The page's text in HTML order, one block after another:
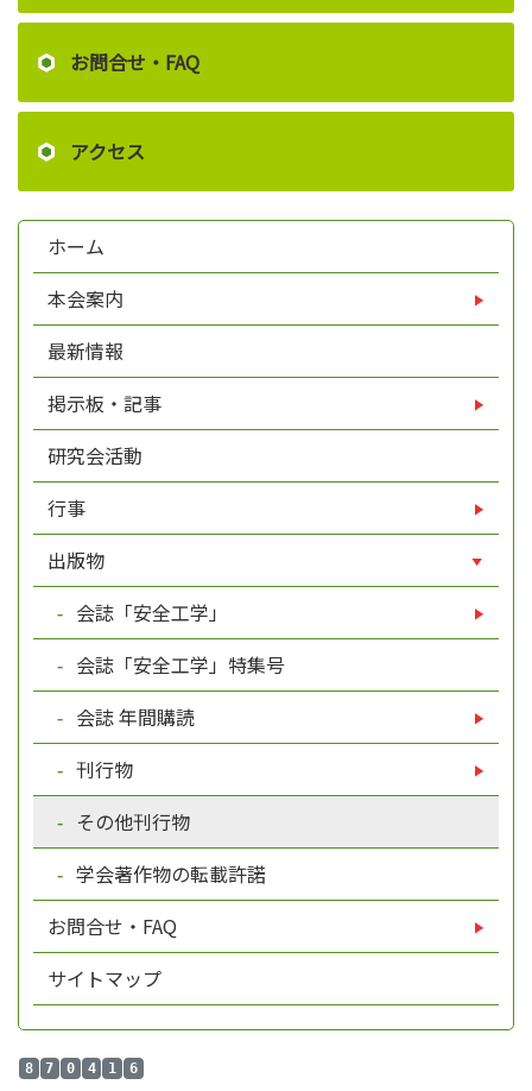
お問合せ・FAQ
アクセス
ホーム
本会案内
最新情報
掲示板・記事
研究会活動
行事
出版物
会誌「安全工学」
会誌「安全工学」特集号
会誌 年間購読
刊行物
その他刊行物
学会著作物の転載許諾
お問合せ・FAQ
サイトマップ
8 7 0 4 1 6